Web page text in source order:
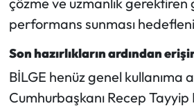
performans sunması
Son hazırlıkların ardından
BİLGE henüz genel kullanıma
Cumhurbaşkanı Recep